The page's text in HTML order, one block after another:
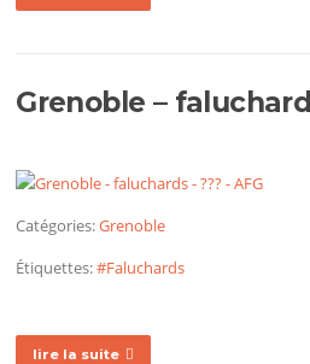
Grenoble –
Catégories:Grenoble
Étiquettes:#Faluchards
lire la suite